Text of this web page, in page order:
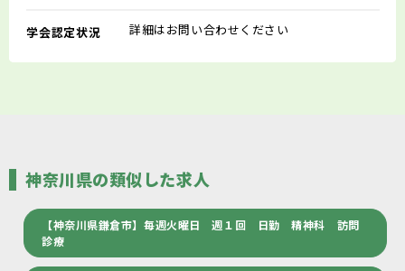
学会認定状況 詳細はお問い合わせください
神奈川県の類似した求人
【神奈川県鎌倉市】毎週火曜日 週１回 日勤 精神科 訪問
診療